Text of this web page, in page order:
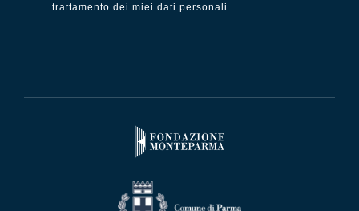
trattamento dei miei dati personali